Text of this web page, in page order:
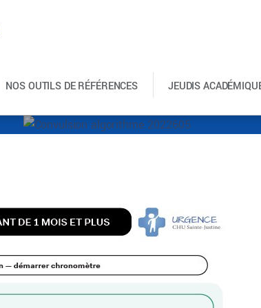
NOS OUTILS DE RÉFÉRENCES JEUDIS